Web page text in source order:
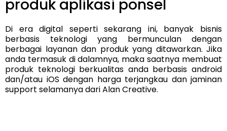
produk aplikasi ponsel
Di era digital seperti sekarang ini, banyak bisnis
berbasis teknologi yang bermunculan dengan
berbagai layanan dan produk yang ditawarkan. Jika
anda termasuk di dalamnya, maka saatnya membuat
produk teknologi berkualitas anda berbasis android
dan/atau iOS dengan harga terjangkau dan jaminan
support selamanya dari Alan Creative.